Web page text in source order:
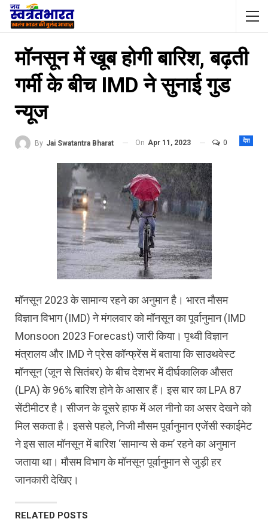
मॉनसून में खूब होगी बारिश, बढ़ती
गर्मी के बीच IMD ने सुनाई गुड
न्‍यूज
देश
By Jai Swatantra Bharat On Apr 11, 2023 0
मॉनसून 2023 के सामान्‍य रहने का अनुमान है। भारत मौसम
विज्ञान विभाग (IMD) ने मंगलवार को मॉनसून का पूर्वानुमान (IMD
Monsoon 2023 Forecast) जारी किया। पृथ्‍वी विज्ञान
मंत्रालय और IMD ने प्रेस कॉन्‍फ्रेंस में बताया कि साउथवेस्‍ट
मॉनसून (जून से सितंबर) के बीच देशभर में दीर्घकालिक औसत
(LPA) के 96% बारिश होने के आसार हैं। इस बार का LPA 87
सेंटीमीटर है। सीजन के दूसरे हाफ में अल नीनो का असर देखने को
मिल सकता है। इससे पहले, निजी मौसम पूर्वानुमान एजेंसी स्काईमेट
ने इस साल मॉनसून में बारिश ‘सामान्य से कम’ रहने का अनुमान
जताया था। मौसम विभाग के मॉनसून पूर्वानुमान से जुड़ी हर
जानकारी देखिए।
RELATED POSTS